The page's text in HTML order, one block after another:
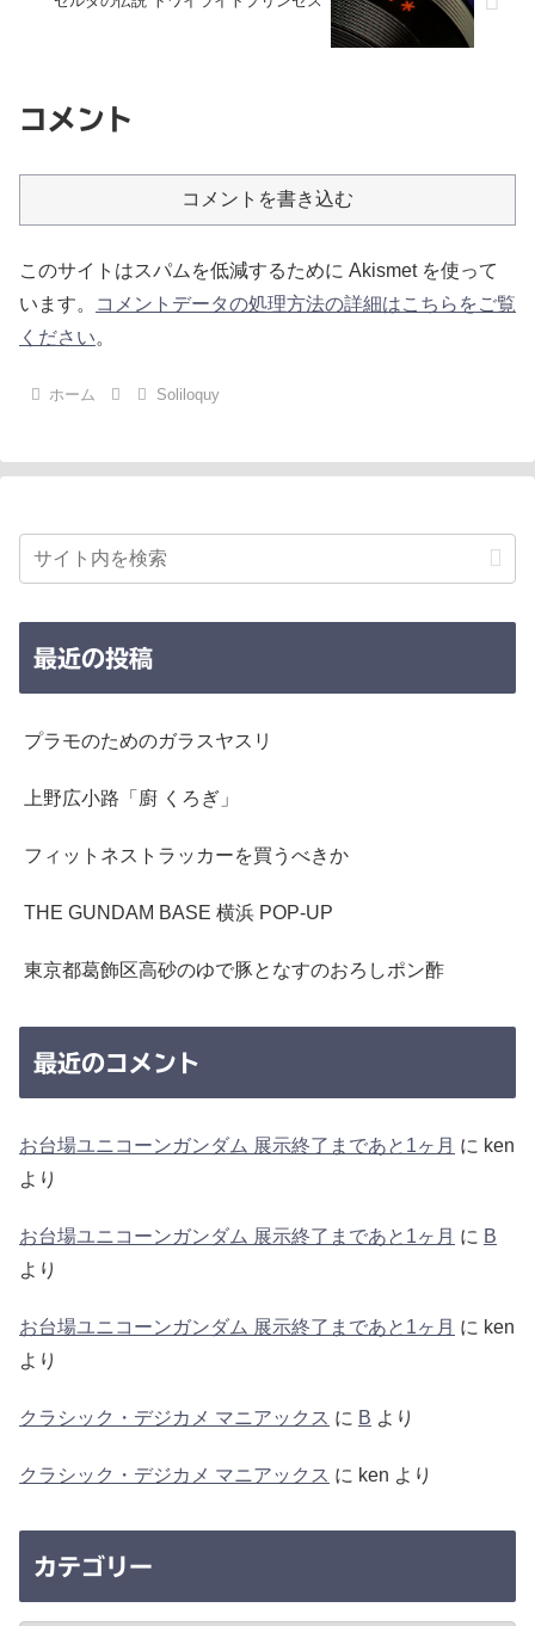
コメント
コメントを書き込む
このサイトはスパムを低減するために Akismet を使って
います。
コメントデータの処理方法の詳細はこちらをご覧
ください。
ホーム Soliloquy
最近の投稿
プラモのためのガラスヤスリ
上野広小路「廚 くろぎ」
フィットネストラッカーを買うべきか
THE GUNDAM BASE 横浜 POP-UP
東京都葛飾区高砂のゆで豚となすのおろしポン酢
最近のコメント
お台場ユニコーンガンダム 展示終了まであと1ヶ月 に ken
より
お台場ユニコーンガンダム 展示終了まであと1ヶ月 に B
より
お台場ユニコーンガンダム 展示終了まであと1ヶ月 に ken
より
クラシック・デジカメ マニアックス に B より
クラシック・デジカメ マニアックス に ken より
カテゴリー